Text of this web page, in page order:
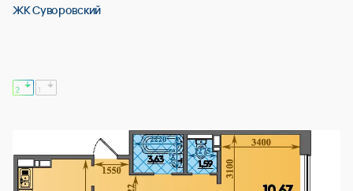
3-комнатная квартира 76.78м2 в ЖК Суворовский, №135
ЖК Суворовский